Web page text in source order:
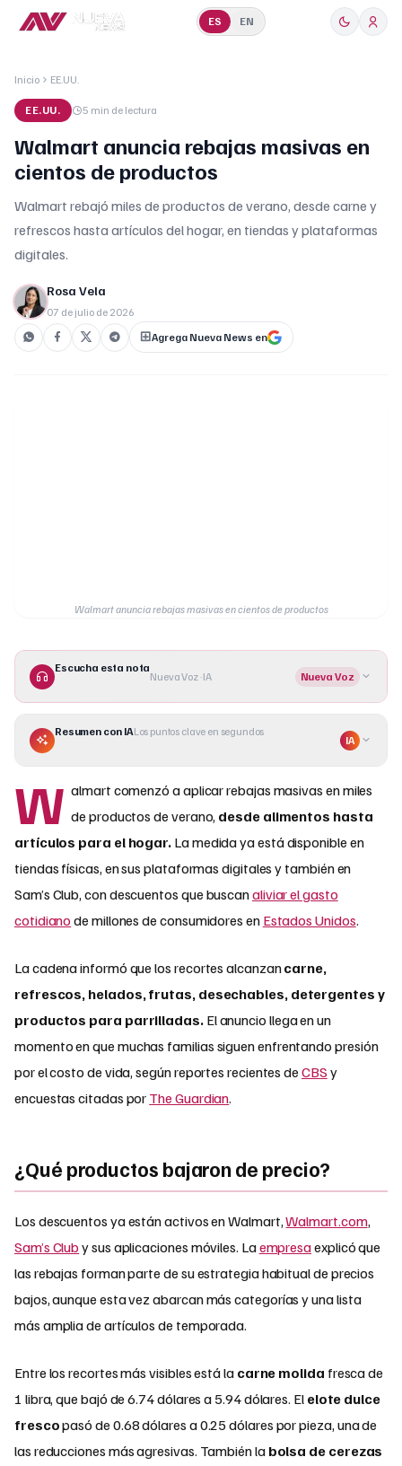
ES EN
Inicio EE.UU.
EE.UU. 5 min de lectura
Walmart anuncia rebajas masivas en
cientos de productos
Walmart rebajó miles de productos de verano, desde carne y
refrescos hasta artículos del hogar, en tiendas y plataformas
digitales.
Rosa Vela
07 de julio de 2026
Agrega Nueva News en
Walmart anuncia rebajas masivas en cientos de productos
Escucha esta nota
Nueva Voz · IA Nueva Voz
Resumen con IALos puntos clave en segundos
IA
W almart comenzó a aplicar rebajas masivas en miles
de productos de verano, desde alimentos hasta
artículos para el hogar. La medida ya está disponible en
tiendas físicas, en sus plataformas digitales y también en
Sam’s Club, con descuentos que buscanaliviar el gasto
cotidiano de millones de consumidores en Estados Unidos.
La cadena informó que los recortes alcanzancarne,
refrescos, helados, frutas, desechables, detergentes y
productos para parrilladas.El anuncio llega en un
momento en que muchas familias siguen enfrentando presión
por el costo de vida, según reportes recientes deCBS y
encuestas citadas por The Guardian.
¿Qué productos bajaron de precio?
Los descuentos ya están activos en Walmart,Walmart.com,
Sam’s Club y sus aplicaciones móviles. Laempresaexplicó que
las rebajas forman parte de su estrategia habitual de precios
bajos, aunque esta vez abarcan más categorías y una lista
más amplia de artículos de temporada.
Entre los recortes más visibles está la carne molida fresca de
1 libra, que bajó de 6.74 dólares a 5.94 dólares. El elote dulce
frescopasó de 0.68 dólares a 0.25 dólares por pieza, una de
las reducciones más agresivas. También la bolsa de cerezas